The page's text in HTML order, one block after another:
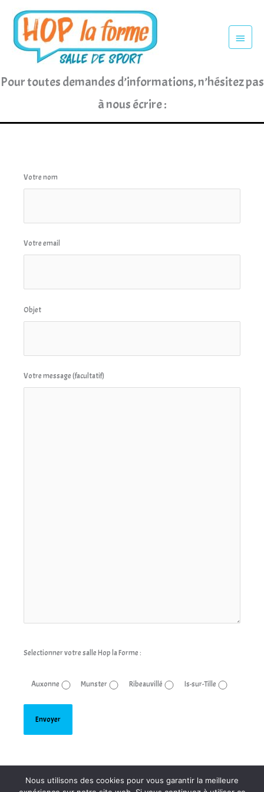
Menu
Pour toutes demandes d’informations, n’hésitez pas
à nous écrire :
Votre nom
Votre email
Objet
Votre message (facultatif)
Selectionner votre salle Hop la Forme :
Auxonne Munster Ribeauvillé Is-sur-Tille
Nous utilisons des cookies pour vous garantir la meilleure